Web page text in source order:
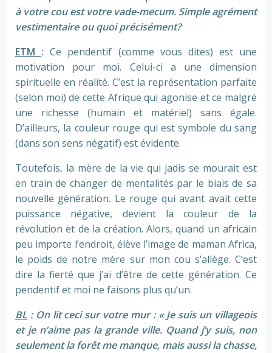
à votre cou est votre vade-mecum. Simple agrément
vestimentaire ou quoi précisément?
ETM :Ce pendentif (comme vous dites) est une
motivation pour moi. Celui-ci a une dimension
spirituelle en réalité. C’est la représentation parfaite
(selon moi) de cette Afrique qui agonise et ce malgré
une richesse (humain et matériel) sans égale.
D’ailleurs, la couleur rouge qui est symbole du sang
(dans son sens négatif) est évidente.
Toutefois, la mère de la vie qui jadis se mourait est
en train de changer de mentalités par le biais de sa
nouvelle génération. Le rouge qui avant avait cette
puissance négative, devient la couleur de la
révolution et de la création. Alors, quand un africain
peu importe l’endroit, élève l’image de maman Africa,
le poids de notre mère sur mon cou s’allège. C’est
dire la fierté que j’ai d’être de cette génération. Ce
pendentif et moi ne faisons plus qu’un.
BL : On lit ceci sur votre mur : «Je suis un villageois
et je n’aime pas la grande ville. Quand j’y suis, non
seulement la forêt me manque, mais aussi la chasse,